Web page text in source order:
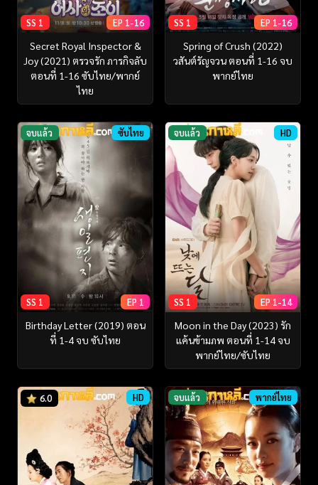
SS 1 EP 1-16
Secret Royal Inspector &
Joy (2021) ตรวจรัก ภารกิจลับ
ตอนที่ 1-16 ซับไทย/พากย์
ไทย
SS 1 EP 1-16
Spring of Crush (2022)
วสันต์รัญจวน ตอนที่ 1-16 จบ
พากย์ไทย
จบแล้ว ซับไทย
SS 1 EP 1
Birthday Letter (2019) ตอน
ที่ 1-4 จบ ซับไทย
จบแล้ว HD
SS 1 EP 1-14
Moon in the Day (2023) รัก
แค้นข้ามภพ ตอนที่ 1-14 จบ
พากย์ไทย/ซับไทย
6.0 HD จบแล้ว พากย์ไทย